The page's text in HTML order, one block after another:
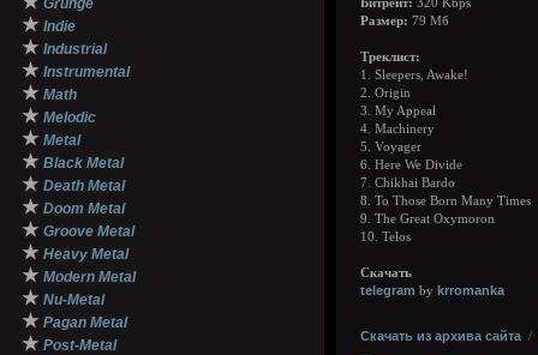
Grunge
★ Indie
★ Industrial
★ Instrumental
★ Math
★ Melodic
★ Metal
★ Black Metal
★ Death Metal
★ Doom Metal
★ Groove Metal
★ Heavy Metal
★ Modern Metal
★ Nu-Metal
★ Pagan Metal
★ Post-Metal
Битрейт: 320 Kbps
Размер: 79 Мб
Треклист:
1. Sleepers, Awake!
2. Origin
3. My Appeal
4. Machinery
5. Voyager
6. Here We Divide
7. Chikhai Bardo
8. To Those Born Many Times
9. The Great Oxymoron
10. Telos
Скачать
telegram by krromanka
Скачать из архива сайта /